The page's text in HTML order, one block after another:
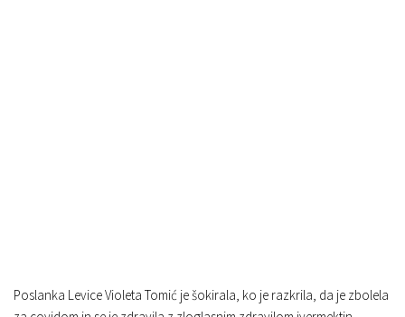
Poslanka Levice Violeta Tomić je šokirala, ko je razkrila, da je zbolela